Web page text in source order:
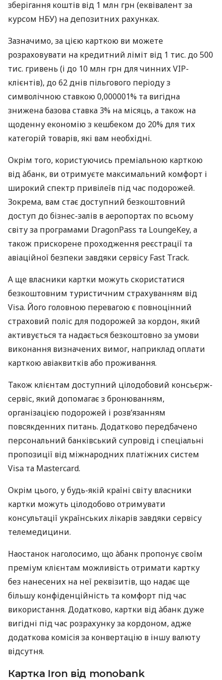
зберігання коштів від 1 млн грн (еквівалент за
курсом НБУ) на депозитних рахунках.
Зазначимо, за цією карткою ви можете
розраховувати на кредитний ліміт від 1 тис. до 500
тис. гривень (і до 10 млн грн для чинних VIP-
клієнтів), до 62 днів пільгового періоду з
символічною ставкою 0,000001% та вигідна
знижена базова ставка 3% на місяць, а також на
щоденну економію з кешбеком до 20% для тих
категорій товарів, які вам необхідні.
Окрім того, користуючись преміальною карткою
від àбанк, ви отримуєте максимальний комфорт і
широкий спектр привілеїв під час подорожей.
Зокрема, вам стає доступний безкоштовний
доступ до бізнес-залів в аеропортах по всьому
світу за програмами DragonPass та LoungeKey, а
також прискорене проходження реєстрації та
авіаційної безпеки завдяки сервісу Fast Track.
А ще власники картки можуть скористатися
безкоштовним туристичним страхуванням від
Visa. Його головною перевагою є повноцінний
страховий поліс для подорожей за кордон, який
активується та надається безкоштовно за умови
виконання визначених вимог, наприклад оплати
карткою авіаквитків або проживання.
Також клієнтам доступний цілодобовий консьєрж-
сервіс, який допомагає з бронюванням,
організацією подорожей і розв’язанням
повсякденних питань. Додатково передбачено
персональний банківський супровід і спеціальні
пропозиції від міжнародних платіжних систем
Visa та Mastercard.
Окрім цього, у будь-якій країні світу власники
картки можуть цілодобово отримувати
консультації українських лікарів завдяки сервісу
телемедицини.
Наостанок наголосимо, що àбанк пропонує своїм
преміум клієнтам можливість отримати картку
без нанесених на неї реквізитів, що надає ще
більшу конфіденційність та комфорт під час
використання. Додатково, картки від àбанк дуже
вигідні під час розрахунку за кордоном, адже
додаткова комісія за конвертацію в іншу валюту
відсутня.
Картка Iron від monobank